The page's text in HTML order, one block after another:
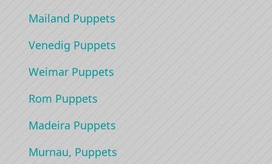
Mailand Puppets
Venedig Puppets
Weimar Puppets
Rom Puppets
Madeira Puppets
Murnau, Puppets